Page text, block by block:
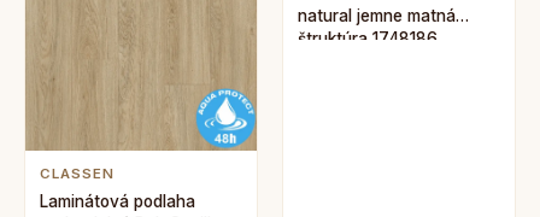
CLASSEN
Laminátová podlaha
natural jemne matná
štruktúra 1748186